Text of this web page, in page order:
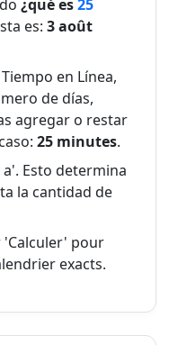
2026
15
3 août
2026
2026
17
3 août
2026
¿qué es25
es: 3 août
en Línea,
de días,
agregar o restar
25 minutes.
Esto determina
la cantidad de
'Calculer' pour
exacts.